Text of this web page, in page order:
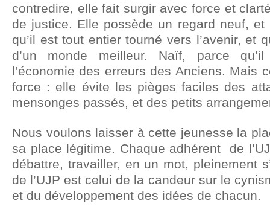
contredire, elle fait surgir avec force et
de justice. Elle possède un regard neuf, et
qu’il est tout entier tourné vers l’avenir, et
d’un monde meilleur. Naïf, parce
l’économie des erreurs des Anciens. Mais
force : elle évite les pièges faciles des
mensonges passés, et des petits
Nous voulons laisser à cette jeunesse la
sa place légitime. Chaque adhérent de
débattre, travailler, en un mot, pleinement
de l’UJP est celui de la candeur sur le
et du développement des idées de chacun.